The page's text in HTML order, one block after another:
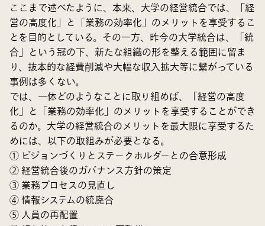
ここまで述べたように、本来、大学の経営統合では、「経
営の高度化」と「業務の効率化」のメリットを享受するこ
とを目的としている。その一方、昨今の大学統合は、「統
合」という冠の下、新たな組織の形を整える範囲に留ま
り、抜本的な経費削減や大幅な収入拡大等に繋がっている
事例は多くない。
では、一体どのようなことに取り組めば、「経営の高度
化」と「業務の効率化」のメリットを享受することができ
るのか。大学の経営統合のメリットを最大限に享受するた
めには、以下の取組みが必要となる。
① ビジョンづくりとステークホルダーとの合意形成
② 経営統合後のガバナンス方針の策定
③ 業務プロセスの見直し
④ 情報システムの統廃合
⑤ 人員の再配置